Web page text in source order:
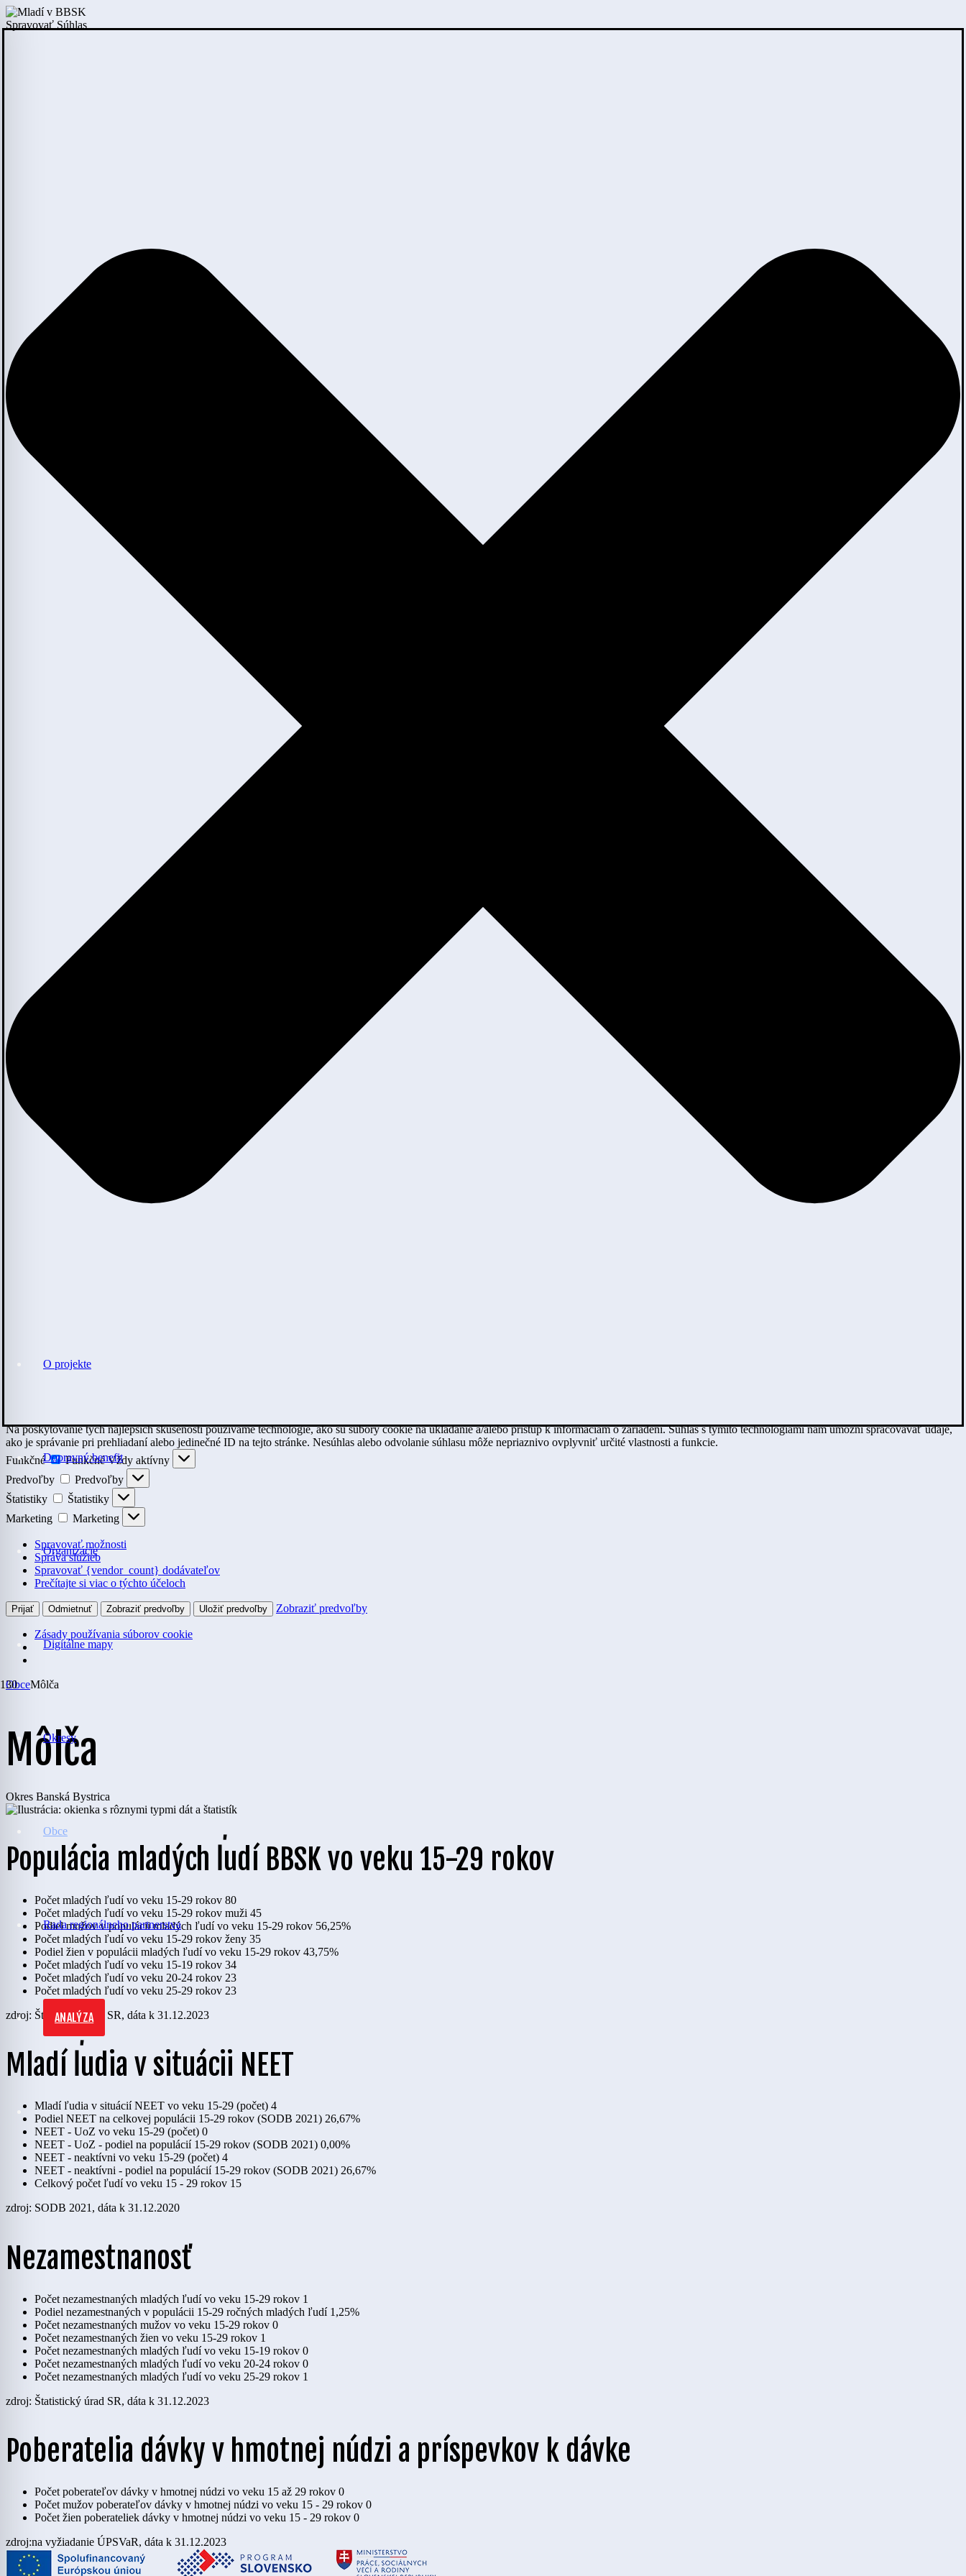
Spravovať Súhlas
Na poskytovanie tých najlepších skúseností používame technológie, ako sú súbory cookie na ukladanie a/alebo prístup k informáciám o zariadení. Súhlas s týmito technológiami nám umožní spracovávať údaje,
ako je správanie pri prehliadaní alebo jedinečné ID na tejto stránke. Nesúhlas alebo odvolanie súhlasu môže nepriaznivo ovplyvniť určité vlastnosti a funkcie.
Funkčné
Funkčné Vždy aktívny
Predvoľby
Predvoľby
Štatistiky
Štatistiky
Marketing
Marketing
Spravovať možnosti
Správa služieb
Spravovať {vendor_count} dodávateľov
Prečítajte si viac o týchto účeloch
Prijať Odmietnuť Zobraziť predvoľby Uložiť predvoľby Zobraziť predvoľby
Zásady používania súborov cookie
O projekte
Dopravný benefit
Organizácie
Digitálne mapy
Okresy
Obce
Rada regionálneho partnerstva
ANALÝZA
ObceMôlča
Môlča
Okres Banská Bystrica
Populácia mladých ľudí BBSK vo veku 15-29 rokov
Počet mladých ľudí vo veku 15-29 rokov 80
Počet mladých ľudí vo veku 15-29 rokov muži 45
Podiel mužov v populácii mladých ľudí vo veku 15-29 rokov 56,25%
Počet mladých ľudí vo veku 15-29 rokov ženy 35
Podiel žien v populácii mladých ľudí vo veku 15-29 rokov 43,75%
Počet mladých ľudí vo veku 15-19 rokov 34
Počet mladých ľudí vo veku 20-24 rokov 23
Počet mladých ľudí vo veku 25-29 rokov 23
zdroj: Štatistický úrad SR, dáta k 31.12.2023
Mladí ľudia v situácii NEET
Mladí ľudia v situácií NEET vo veku 15-29 (počet) 4
Podiel NEET na celkovej populácii 15-29 rokov (SODB 2021) 26,67%
NEET - UoZ vo veku 15-29 (počet) 0
NEET - UoZ - podiel na populácií 15-29 rokov (SODB 2021) 0,00%
NEET - neaktívni vo veku 15-29 (počet) 4
NEET - neaktívni - podiel na populácií 15-29 rokov (SODB 2021) 26,67%
Celkový počet ľudí vo veku 15 - 29 rokov 15
zdroj: SODB 2021, dáta k 31.12.2020
Nezamestnanosť
Počet nezamestnaných mladých ľudí vo veku 15-29 rokov 1
Podiel nezamestnaných v populácii 15-29 ročných mladých ľudí 1,25%
Počet nezamestnaných mužov vo veku 15-29 rokov 0
Počet nezamestnaných žien vo veku 15-29 rokov 1
Počet nezamestnaných mladých ľudí vo veku 15-19 rokov 0
Počet nezamestnaných mladých ľudí vo veku 20-24 rokov 0
Počet nezamestnaných mladých ľudí vo veku 25-29 rokov 1
zdroj: Štatistický úrad SR, dáta k 31.12.2023
Poberatelia dávky v hmotnej núdzi a príspevkov k dávke
Počet poberateľov dávky v hmotnej núdzi vo veku 15 až 29 rokov 0
Počet mužov poberateľov dávky v hmotnej núdzi vo veku 15 - 29 rokov 0
Počet žien poberateliek dávky v hmotnej núdzi vo veku 15 - 29 rokov 0
zdroj:na vyžiadanie ÚPSVaR, dáta k 31.12.2023